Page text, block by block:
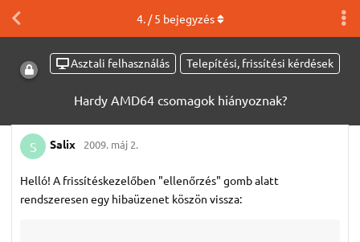
Asztali felhasználás Telepítési, frissítési kérdések
Hardy AMD64 csomagok hiányoznak?
4. /5 bejegyzés
S Salix 2009. máj 2.
Helló! A frissítéskezelőben "ellenőrzés" gomb alatt
rendszeresen egy hibaüzenet köszön vissza: